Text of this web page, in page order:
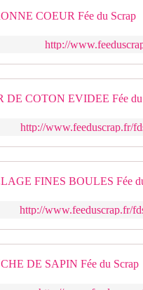
http://
http://www.feeduscrap.fr/
http://www.feeduscrap.fr/